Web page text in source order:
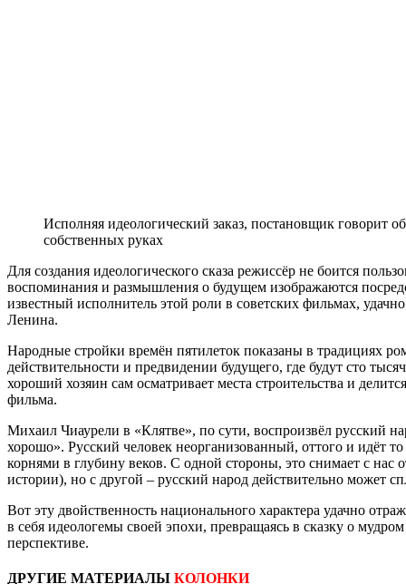
Исполняя идеологический заказ, постановщик говорит
собственных руках
Для создания идеологического сказа режиссёр не боится
воспоминания и размышления о будущем изображаются
известный исполнитель этой роли в советских фильмах,
Ленина.
Народные стройки времён пятилеток показаны в традициях
действительности и предвидении будущего, где будут сто
хороший хозяин сам осматривает места строительства и
фильма.
Михаил Чиаурели в «Клятве», по сути, воспроизвёл русский
хорошо». Русский человек неорганизованный, оттого и идёт
корнями в глубину веков. С одной стороны, это снимает с нас
истории), но с другой – русский народ действительно может
Вот эту двойственность национального характера удачно
в себя идеологемы своей эпохи, превращаясь в сказку о
перспективе.
ДРУГИЕ МАТЕРИАЛЫ КОЛОНКИ